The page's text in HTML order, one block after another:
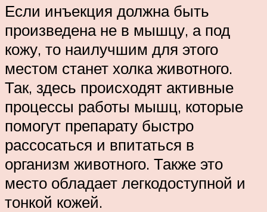
Если инъекция должна быть
произведена не в мышцу, а под
кожу, то наилучшим для этого
местом станет холка животного.
Так, здесь происходят активные
процессы работы мышц, которые
помогут препарату быстро
рассосаться и впитаться в
организм животного. Также это
место обладает легкодоступной и
тонкой кожей.